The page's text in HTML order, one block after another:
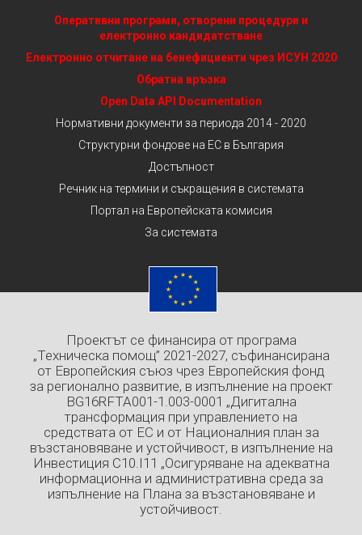
Оперативни програми, отворени процедури и
електронно кандидатстване
Електронно отчитане на бенефициенти чрез ИСУН 2020
Обратна връзка
Open Data API Documentation
Нормативни документи за периода 2014 - 2020
Структурни фондове на ЕС в България
Достъпност
Речник на термини и съкращения в системата
Портал на Европейската комисия
За системата
Проектът се финансира от програма
„Техническа помощ” 2021-2027, съфинансирана
от Европейския съюз чрез Европейския фонд
за регионално развитие, в изпълнение на проект
BG16RFTA001-1.003-0001 „Дигитална
трансформация при управлението на
средствата от ЕС и от Националния план за
възстановяване и устойчивост, в изпълнение на
Инвестиция C10.I11 „Осигуряване на адекватна
информационна и административна среда за
изпълнение на Плана за възстановяване и
устойчивост.